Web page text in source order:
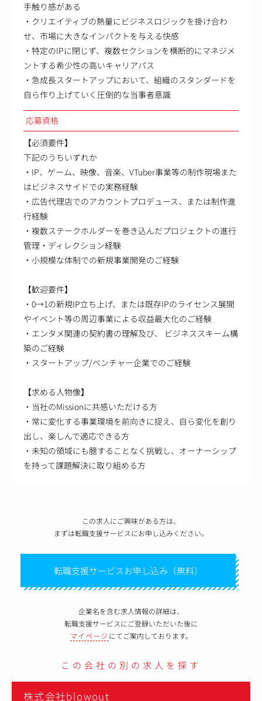
手触り感がある
・クリエイティブの熱量にビジネスロジックを掛け合わ
せ、市場に大きなインパクトを与える快感
・特定のIPに閉じず、複数セクションを横断的にマネジメ
ントする希少性の高いキャリアパス
・急成長スタートアップにおいて、組織のスタンダードを
自ら作り上げていく圧倒的な当事者意識
応募資格
【必須要件】
下記のうちいずれか
・IP、ゲーム、映像、音楽、VTuber事業等の制作現場また
はビジネスサイドでの実務経験
・広告代理店でのアカウントプロデュース、または制作進
行経験
・複数ステークホルダーを巻き込んだプロジェクトの進行
管理・ディレクション経験
・小規模な体制での新規事業開発のご経験
【歓迎要件】
・0→1の新規IP立ち上げ、または既存IPのライセンス展開
やイベント等の周辺事業による収益最大化のご経験
・エンタメ関連の契約書の理解及び、 ビジネススキーム構
築のご経験
・スタートアップ/ベンチャー企業でのご経験
【求める人物像】
・当社のMissionに共感いただける方
・常に変化する事業環境を前向きに捉え、自ら変化を創り
出し、楽しんで適応できる方
・未知の領域にも臆することなく挑戦し、オーナーシップ
を持って課題解決に取り組める方
この求人にご興味がある方は、
まずは転職支援サービスにお申し込みください。
転職支援サービスお申し込み（無料）
企業名を含む求人情報の詳細は、
転職支援サービスにご登録いただいた後に
マイページ にてご案内しております。
この会社の別の求人を探す
株式会社blowout